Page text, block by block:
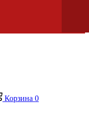
Корзина 0